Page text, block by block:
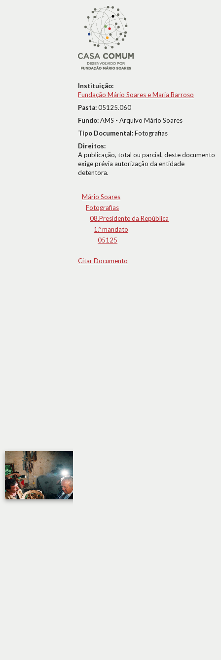
Instituição:
Fundação Mário Soares e Maria Barroso
Pasta:05125.060
Fundo:AMS - Arquivo Mário Soares
Tipo Documental:Fotografias
Direitos:
A publicação, total ou parcial, deste documento
exige prévia autorização da entidade
detentora.
Mário Soares
Fotografias
08.Presidente da República
1.º mandato
05125
Citar Documento